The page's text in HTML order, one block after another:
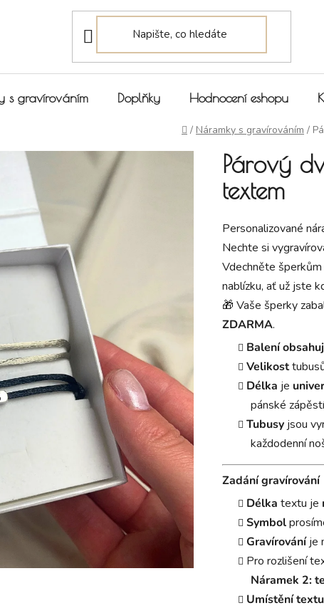
s gravírováním Doplňky Hodnocení eshopu
Domů
/ Náramky s gravírováním /
Párový
textem
Personalizované
Nechte si
Vdechněte
nablízku, ať už jste
🎁 Vaše šperky
ZDARMA.
Balení
Velikost
Délka je
pánské
Tubusy jsou
každodenní
Zadání gravírování
Délka textu je
Symbol
Gravírováníje
Pro rozlišení
Náramek 2:
Umístění textu